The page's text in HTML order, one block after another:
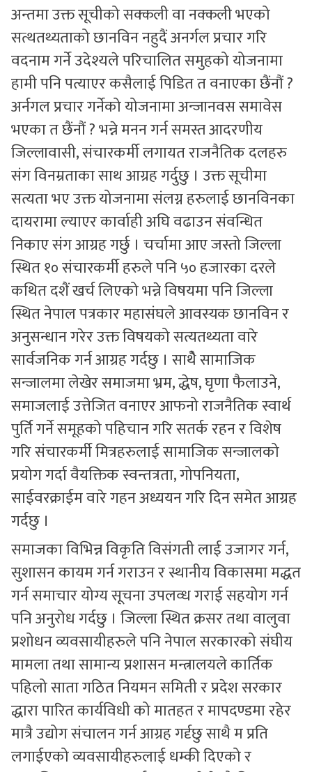
अन्तमा उक्त सूचीको सक्कली वा नक्कली भएको
सत्थतथ्यताको छानविन नहुदैं अनर्गल प्रचार गरि
वदनाम गर्ने उदेश्यले परिचालित समुहको योजनामा
हामी पनि पत्याएर कसैलाई पिडित त वनाएका छैंनौं ?
अर्नगल प्रचार गर्नेको योजनामा अन्जानवस समावेस
भएका त छैंनौं ? भन्ने मनन गर्न समस्त आदरणीय
जिल्लावासी, संचारकर्मी लगायत राजनैतिक दलहरु
संग विनम्रताका साथ आग्रह गर्दुछु । उक्त सूचीमा
सत्यता भए उक्त योजनामा संलग्न हरुलाई छानविनका
दायरामा ल्याएर कार्वाही अघि वढाउन संवन्धित
निकाए संग आग्रह गर्छु । चर्चामा आए जस्तो जिल्ला
स्थित १० संचारकर्मी हरुले पनि ५० हजारका दरले
कथित दशैं खर्च लिएको भन्ने विषयमा पनि जिल्ला
स्थित नेपाल पत्रकार महासंघले आवस्यक छानविन र
अनुसन्धान गरेर उक्त विषयको सत्यतथ्यता वारे
सार्वजनिक गर्न आग्रह गर्दछु । साथैे सामाजिक
सन्जालमा लेखेर समाजमा भ्रम, द्धेष, घृणा फैलाउने,
समाजलाई उत्तेजित वनाएर आफनो राजनैतिक स्वार्थ
पुर्ति गर्ने समूहको पहिचान गरि सतर्क रहन र विशेष
गरि संचारकर्मी मित्रहरुलाई सामाजिक सन्जालको
प्रयोग गर्दा वैयक्तिक स्वन्तत्रता, गोपनियता,
साईवरक्राईम वारे गहन अध्ययन गरि दिन समेत आग्रह
गर्दछु ।
समाजका विभिन्न विकृति विसंगती लाई उजागर गर्न,
सुशासन कायम गर्न गराउन र स्थानीय विकासमा मद्धत
गर्न समाचार योग्य सूचना उपलव्ध गराई सहयोग गर्न
पनि अनुरोध गर्दछु । जिल्ला स्थित क्रसर तथा वालुवा
प्रशोधन व्यवसायीहरुले पनि नेपाल सरकारको संघीय
मामला तथा सामान्य प्रशासन मन्त्रालयले कार्तिक
पहिलो साता गठित नियमन समिती र प्रदेश सरकार
द्धारा पारित कार्यविधी को मातहत र मापदण्डमा रहेर
मात्रै उद्योग संचालन गर्न आग्रह गर्दृछु साथै म प्रति
लगाईएको व्यवसायीहरुलाई धम्की दिएको र